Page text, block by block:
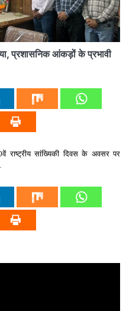
प्रशासनिक आंकड़ों के प्रभावी
सांख्यिकी दिवस के अवसर पर